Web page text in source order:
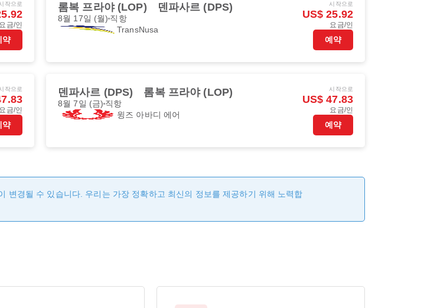
작으로
요금/인
약
롬복 프라야 (LOP) 덴파사르 (DPS)
8월 17일 (월) 직항
TransNusa
시작으로
US$ 25.92
요금/인
예약
작으로
요금/인
약
덴파사르 (DPS) 롬복 프라야 (LOP)
8월 7일 (금) 직항
윙즈 아바디 에어
시작으로
US$ 47.83
요금/인
예약
변경될 수 있습니다. 우리는 가장 정확하고 최신의 정보를 제공하기 위해 노력합